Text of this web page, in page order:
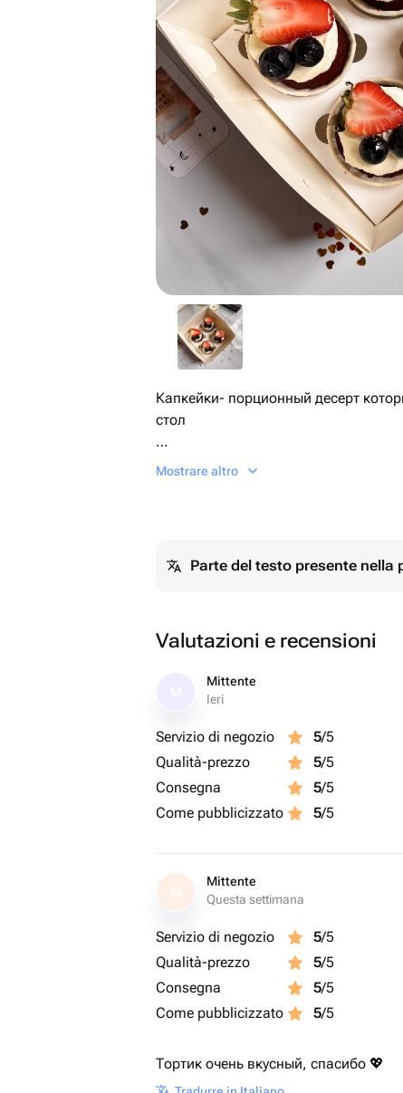
Капкейки- порционный десерт который украсит любой
стол
Набор из капкейков с популярными
мы ее с радостью подпишем🤍
Mostrare altro
Parte del testo presente
Valutazioni e recensioni
Mittente
Ieri
Servizio di negozio 5/5
Qualità-prezzo
5/5
Consegna
5/5
Come pubblicizzato
5/5
M
Mittente
Questa settimana
Servizio di negozio 5/5
Qualità-prezzo
5/5
Consegna
5/5
Come pubblicizzato
5/5
Тортик очень вкусный, спасибо 💖